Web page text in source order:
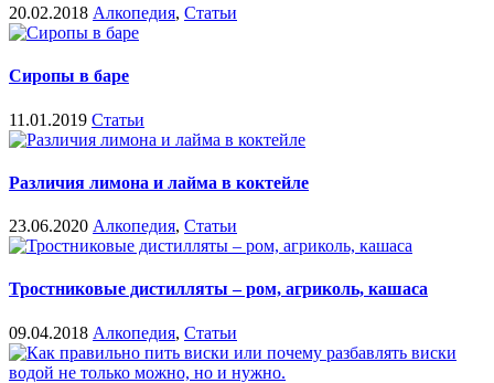
20.02.2018 Алкопедия, Статьи
Сиропы в баре
11.01.2019 Статьи
Различия лимона и лайма в коктейле
23.06.2020 Алкопедия, Статьи
Тростниковые дистилляты – ром, агриколь, кашаса
09.04.2018 Алкопедия, Статьи